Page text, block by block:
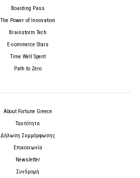
Boarding Pass
The Power of Innovation
Brainstorm Tech
E-commerce Stars
Time Well Spent
Path to Zero
About Fortune Greece
Ταυτότητα
Δήλωση Συμμόρφωσης
Επικοινωνία
Newsletter
Συνδρομή